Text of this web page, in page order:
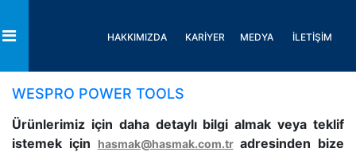
HAKKIMIZDA KARİYER MEDYA İLETİŞİM
WESPRO POWER TOOLS
Ürünlerimiz için daha detaylı bilgi almak veya teklif
istemek için
hasmak@hasmak.com.tradresinden bize
Toggle